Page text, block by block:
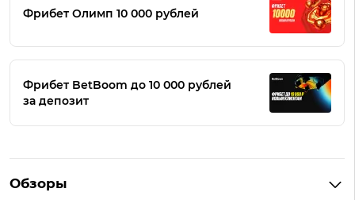
Фрибет Олимп 10 000 рублей
Фрибет BetBoom до 10 000 рублей
за депозит
Обзоры